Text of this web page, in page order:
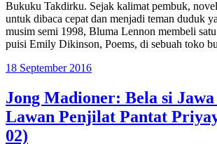
Bukuku Takdirku. Sejak kalimat pembuk,
untuk dibaca cepat dan menjadi teman duduk
musim semi 1998, Bluma Lennon membeli
puisi Emily Dikinson, Poems, di sebuah toko
18 September 2016
Jong Madioner: Bela si
Lawan Penjilat Pantat
02)